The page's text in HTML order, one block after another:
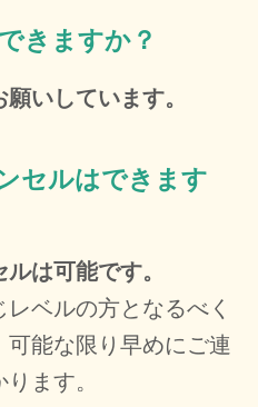
きますか？
いしています。
セルはできます
は可能です。
ベルの方となるべく
能な限り早めにご連
ます。